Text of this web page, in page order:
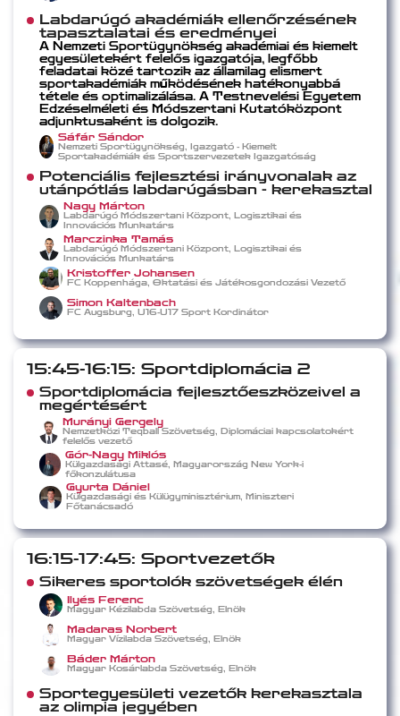
Labdarúgó akadémiák ellenőrzésének
tapasztalatai és eredményei
A Nemzeti Sportügynökség akadémiai és kiemelt
egyesületekért felelős igazgatója, legfőbb
feladatai közé tartozik az államilag elismert
sportakadémiák működésének hatékonyabbá
tétele és optimalizálása. A Testnevelési Egyetem
Edzéselméleti és Módszertani Kutatóközpont
adjunktusaként is dolgozik.
Sáfár Sándor
Nemzeti Sportügynökség, Igazgató - Kiemelt
Sportakadémiák és Sportszervezetek Igazgatóság
Potenciális fejlesztési irányvonalak az
utánpótlás labdarúgásban - kerekasztal
Nagy Márton
Labdarúgó Módszertani Központ, Logisztikai és
Innovációs Munkatárs
Marczinka Tamás
Labdarúgó Módszertani Központ, Logisztikai és
Innovációs Munkatárs
Kristoffer Johansen
FC Koppenhága, Oktatási és Játékosgondozási Vezető
Simon Kaltenbach
FC Augsburg, U16-U17 Sport Kordinátor
15:45-16:15: Sportdiplomácia 2
Sportdiplomácia fejlesztőeszközeivel a
megértésért
Murányi Gergely
Nemzetközi Teqball Szövetség, Diplomáciai kapcsolatokért
felelős vezető
Gór-Nagy Miklós
Külgazdasági Attasé, Magyarország New York-i
főkonzulátusa
Gyurta Dániel
Külgazdasági és Külügyminisztérium, Miniszteri
Főtanácsadó
16:15-17:45: Sportvezetők
Sikeres sportolók szövetségek élén
Ilyés Ferenc
Magyar Kézilabda Szövetség, Elnök
Madaras Norbert
Magyar Vízilabda Szövetség, Elnök
Báder Márton
Magyar Kosárlabda Szövetség, Elnök
Sportegyesületi vezetők kerekasztala
az olimpia jegyében